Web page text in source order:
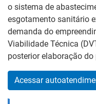
o sistema de
esgotamento sanitário
demanda do
Viabilidade Técnica
posterior elaboração do
Acessar